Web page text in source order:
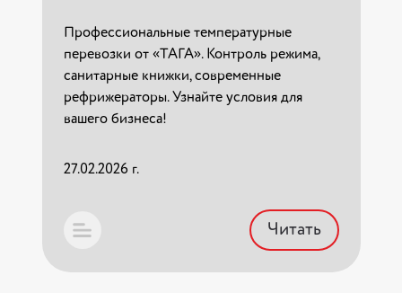
Профессиональные температурные
перевозки от «ТАГА». Контроль режима,
санитарные книжки, современные
рефрижераторы. Узнайте условия для
вашего бизнеса!
27.02.2026 г.
Читать